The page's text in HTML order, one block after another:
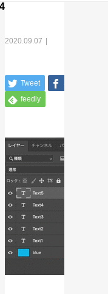
2020.09.07
Tweet Share
feedly